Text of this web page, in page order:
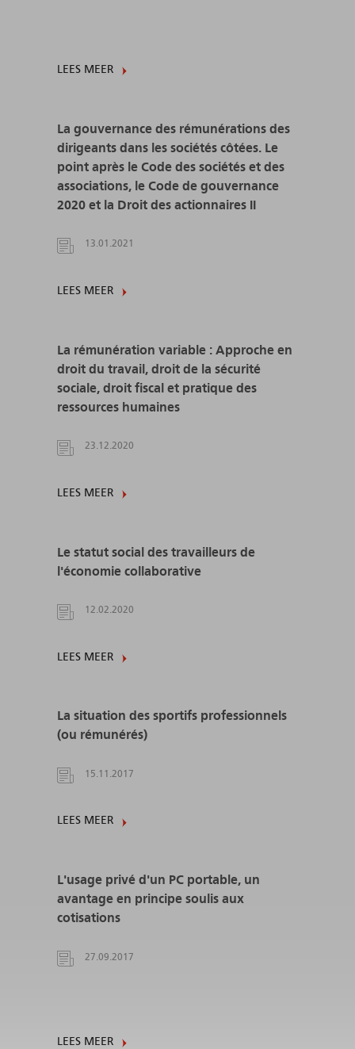
LEES MEER
La gouvernance des rémunérations des
dirigeants dans les sociétés côtées. Le
point après le Code des sociétés et des
associations, le Code de gouvernance
2020 et la Droit des actionnaires II
13.01.2021
LEES MEER
La rémunération variable : Approche en
droit du travail, droit de la sécurité
sociale, droit fiscal et pratique des
ressources humaines
23.12.2020
LEES MEER
Le statut social des travailleurs de
l'économie collaborative
12.02.2020
LEES MEER
La situation des sportifs professionnels
(ou rémunérés)
15.11.2017
LEES MEER
L'usage privé d'un PC portable, un
avantage en principe soulis aux
cotisations
27.09.2017
LEES MEER